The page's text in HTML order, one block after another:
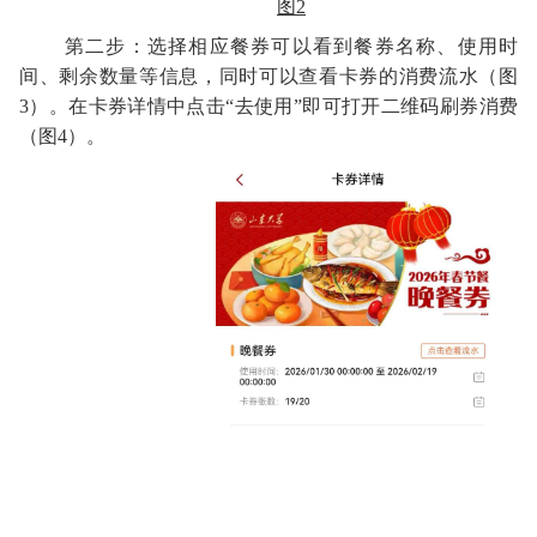
图2
第二步：选择相应餐券可以看到餐券名称、使用时
间、剩余数量等信息，同时可以查看卡券的消费流水 （图
3）
。在卡券详情中点击“去使用”即可打开二维码刷券消费
（图4）。